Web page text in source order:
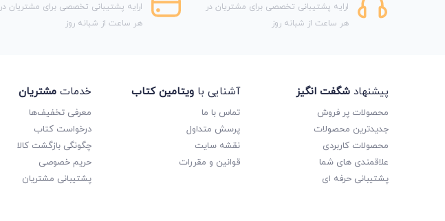
ارایه پشتیبانی تخصصی برای مشتریان در
هر ساعت از شبانه روز
ارایه پشتیبانی تخصصی برای مشتریان در
هر ساعت از شبانه روز
پیشنهاد شگفت انگیز
محصولات پر فروش
جدیدترین محصولات
محصولات کاربردی
علاقمندی های شما
پشتیبانی حرفه ای
آشنایی با ویتامین کتاب
تماس با ما
پرسش متداول
نقشه سایت
قوانین و مقررات
خدمات مشتریان
معرفی تخفیف‌ها
درخواست کتاب
چگونگی بازگشت کالا
حریم خصوصی
پشتیبانی مشتریان